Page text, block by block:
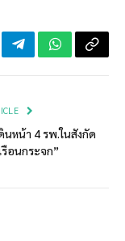
TelegramWhatsApp
Copy
นหน้า 4 รพ.ในสังกัด
อนกระจก”